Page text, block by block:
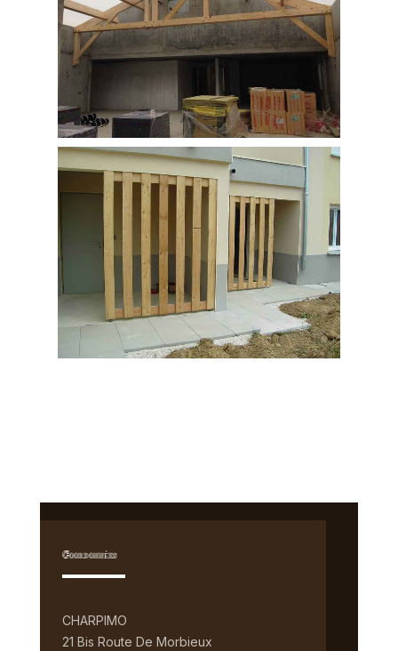
Coordonnées
CHARPIMO
21 Bis Route De Morbieux